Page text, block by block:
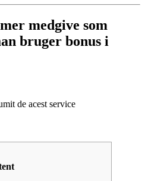
medgive som
bruger bonus i
de acest service